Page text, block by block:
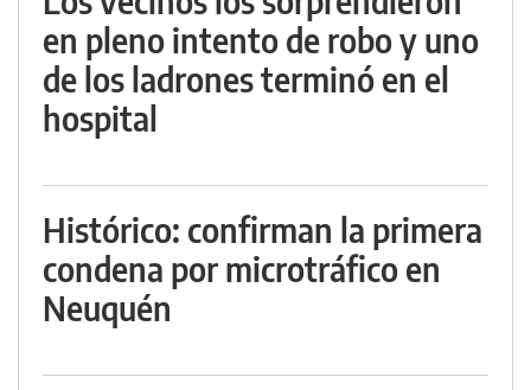
en pleno intento de robo y uno
de los ladrones terminó en el
hospital
Histórico: confirman la primera
condena por microtráfico en
Neuquén